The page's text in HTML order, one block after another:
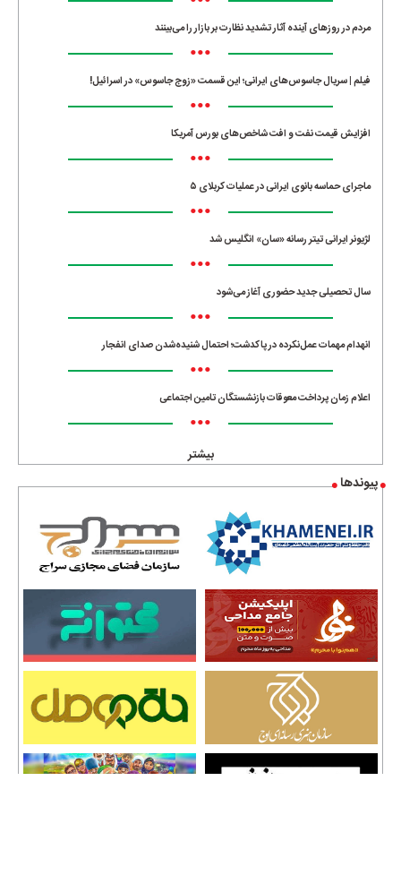
مردم در روزهای آینده آثار تشدید نظارت بر بازار را می‌بینند
•••
فیلم | سریال جاسوس‌های ایرانی؛ این قسمت «زوج جاسوس» در اسرائیل!
•••
افزایش قیمت نفت و افت شاخص‌های بورس آمریکا
•••
ماجرای حماسه‌ بانوی ایرانی در عملیات کربلای ۵
•••
لژیونر ایرانی تیتر رسانه «سان» انگلیس شد
•••
سال تحصیلی جدید حضوری آغاز می‌شود
•••
انهدام مهمات عمل‌نکرده در پاکدشت؛ احتمال شنیده‌شدن صدای انفجار
•••
اعلام زمان پرداخت معوقات بازنشستگان تامین اجتماعی
•••
بیشتر
پیوندها